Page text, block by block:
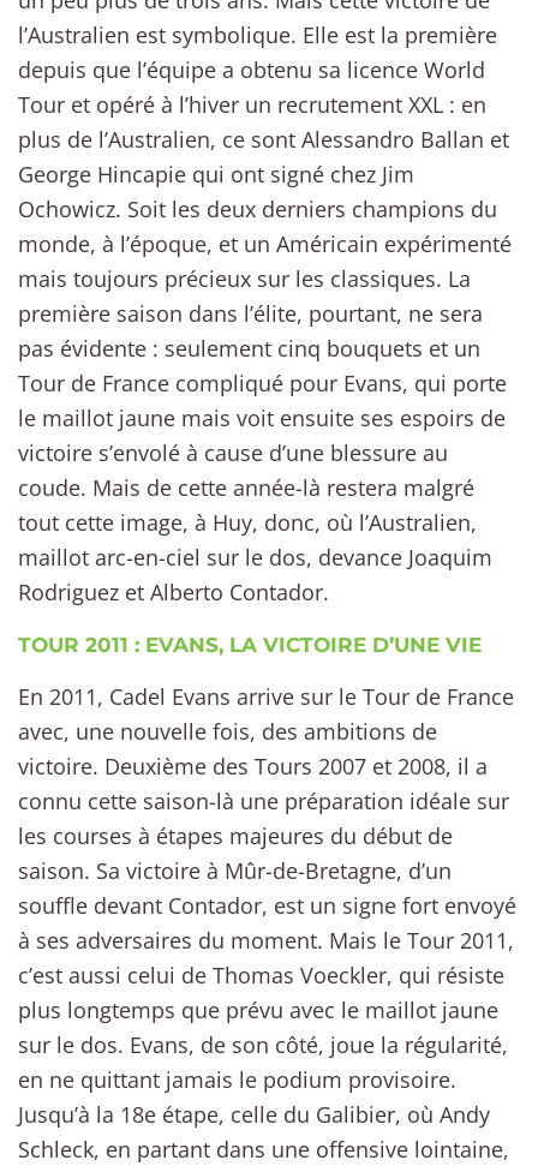
l’Australien est symbolique. Elle est la première
depuis que l’équipe a obtenu sa licence World
Tour et opéré à l’hiver un recrutement XXL : en
plus de l’Australien, ce sont Alessandro Ballan et
George Hincapie qui ont signé chez Jim
Ochowicz. Soit les deux derniers champions du
monde, à l’époque, et un Américain expérimenté
mais toujours précieux sur les classiques. La
première saison dans l’élite, pourtant, ne sera
pas évidente : seulement cinq bouquets et un
Tour de France compliqué pour Evans, qui porte
le maillot jaune mais voit ensuite ses espoirs de
victoire s’envolé à cause d’une blessure au
coude. Mais de cette année-là restera malgré
tout cette image, à Huy, donc, où l’Australien,
maillot arc-en-ciel sur le dos, devance Joaquim
Rodriguez et Alberto Contador.
TOUR 2011 : EVANS, LA VICTOIRE D’UNE VIE
En 2011, Cadel Evans arrive sur le Tour de France
avec, une nouvelle fois, des ambitions de
victoire. Deuxième des Tours 2007 et 2008, il a
connu cette saison-là une préparation idéale sur
les courses à étapes majeures du début de
saison. Sa victoire à Mûr-de-Bretagne, d’un
souffle devant Contador, est un signe fort envoyé
à ses adversaires du moment. Mais le Tour 2011,
c’est aussi celui de Thomas Voeckler, qui résiste
plus longtemps que prévu avec le maillot jaune
sur le dos. Evans, de son côté, joue la régularité,
en ne quittant jamais le podium provisoire.
Jusqu’à la 18e étape, celle du Galibier, où Andy
Schleck, en partant dans une offensive lointaine,